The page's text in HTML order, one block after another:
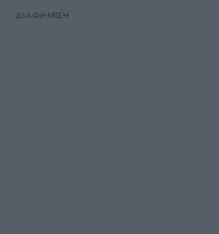
ΔΙΑΦΗΜΙΣΗ